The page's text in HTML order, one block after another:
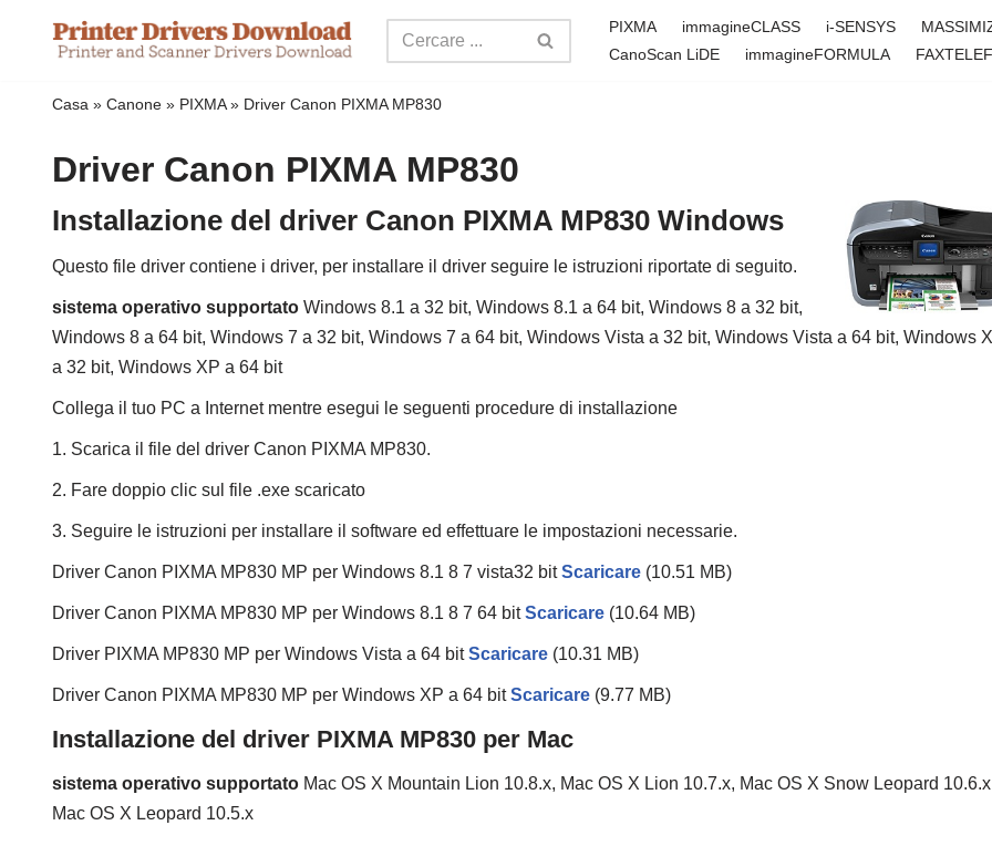
PIXMA immagineCLASS i-SENSYS
CanoScan LiDE
immagineFORMULA
Casa » Canone » PIXMA» Driver Canon PIXMA MP830
Driver Canon PIXMA MP830
Installazione del driver Canon PIXMA MP830 Windows
Questo file driver contiene i driver, per installare il driver seguire le istruzioni riportate di seguito.
sistema operativo supportato Windows 8.1 a 32 bit, Windows 8.1 a 64 bit, Windows 8 a 32 bit,
Windows 8 a 64 bit, Windows 7 a 32 bit, Windows 7 a 64 bit, Windows Vista a 32 bit, Windows Vista a 64 bit, Windows
a 32 bit, Windows XP a 64 bit
Collega il tuo PC a Internet mentre esegui le seguenti procedure di installazione
1. Scarica il file del driver Canon PIXMA MP830.
2. Fare doppio clic sul file .exe scaricato
3. Seguire le istruzioni per installare il software ed effettuare le impostazioni necessarie.
Driver Canon PIXMA MP830 MP per Windows 8.1 8 7 vista32 bitScaricare (10.51 MB)
Driver Canon PIXMA MP830 MP per Windows 8.1 8 7 64 bitScaricare (10.64 MB)
Driver PIXMA MP830 MP per Windows Vista a 64 bitScaricare (10.31 MB)
Driver Canon PIXMA MP830 MP per Windows XP a 64 bitScaricare (9.77 MB)
Installazione del driver PIXMA MP830 per Mac
sistema operativo supportato Mac OS X Mountain Lion 10.8.x, Mac OS X Lion 10.7.x, Mac OS X Snow Leopard
Mac OS X Leopard 10.5.x